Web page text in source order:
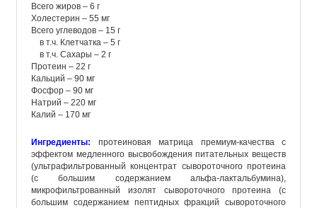
Всего жиров – 6 г
Холестерин – 55 мг
Всего углеводов – 15 г
в т.ч . Клетчатка – 5 г
в т.ч . Сахары – 2 г
Протеин – 22 г
Кальций – 90 мг
Фосфор – 90 мг
Натрий – 220 мг
Калий – 170 мг
Ингредиенты: протеиновая матрица премиум-качества с
эффектом медленного высвобождения питательных веществ
(ультрафильтрованный концентрат сывороточного протеина
(с большим содержанием альфа-лактальбумина),
микрофильтрованный
изолятсывороточного протеина (с
большим содержанием пептидных фракций сывороточного